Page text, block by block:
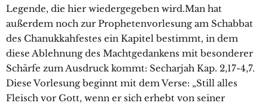
Legende, die hier wiedergegeben wird.Man hat
außerdem noch zur Prophetenvorlesung am Schabbat
des Chanukkahfestes ein Kapitel bestimmt, in dem
diese Ablehnung des Machtgedankens mit besonderer
Schärfe zum Ausdruck kommt: Secharjah Kap. 2,17-4,7.
Diese Vorlesung beginnt mit dem Verse: „Still alles
Fleisch vor Gott, wenn er sich erhebt von seiner